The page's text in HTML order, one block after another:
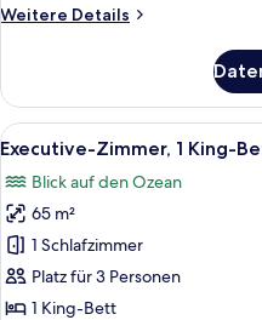
anzeigen
Weitere Details
Weitere
Suite,
1 King-
Bett,
Alle
Fotos
für
Executive-
Zimmer,
1 King-
Bett,
9
Executive-Zimmer, 1 King-
Blick auf den Ozean
65 m²
1 Schlafzimmer
Platz für 3 Personen
1 King-Bett